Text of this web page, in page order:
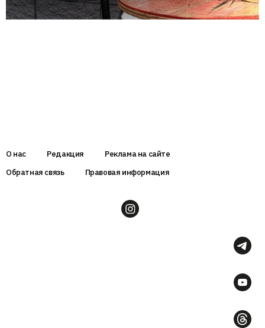
О нас Редакция
Реклама на сайте
Обратная связь
Правовая информация